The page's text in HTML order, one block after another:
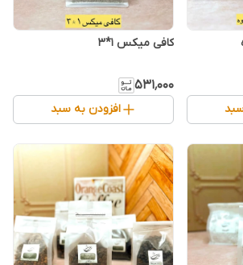
کافی میکس ۱*۳
۵۳۱٬۰۰۰
افزودن به سبد